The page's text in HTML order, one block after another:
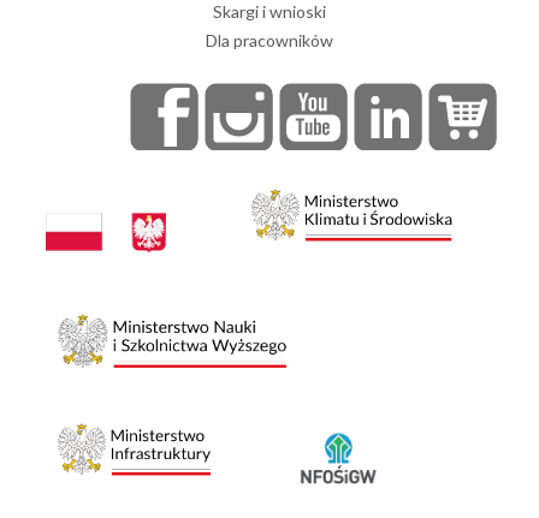
Skargi i wnioski
Dla pracowników